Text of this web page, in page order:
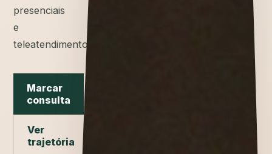
presenciais
e
teleatendimento.
Marcar
consulta
Ver
trajetória